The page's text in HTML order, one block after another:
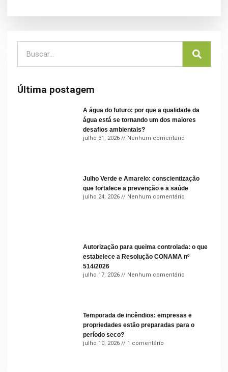
Última postagem
A água do futuro: por que a qualidade da
água está se tornando um dos maiores
desafios ambientais?
julho 31, 2026 Nenhum comentário
Julho Verde e Amarelo: conscientização
que fortalece a prevenção e a saúde
julho 24, 2026 Nenhum comentário
Autorização para queima controlada: o que
estabelece a Resolução CONAMA nº
514/2026
julho 17, 2026 Nenhum comentário
Temporada de incêndios: empresas e
propriedades estão preparadas para o
período seco?
julho 10, 2026 1 comentário